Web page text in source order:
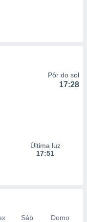
Pôr do sol
17:28
Última luz
17:51
Sáb
Domo